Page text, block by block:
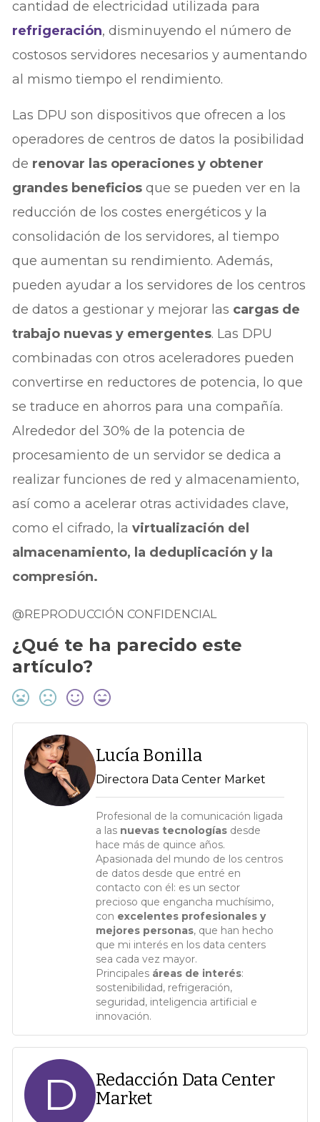
cantidad de electricidad utilizada para
refrigeración, disminuyendo el número de
costosos servidores necesarios y aumentando
al mismo tiempo el rendimiento.
Las DPU son dispositivos que ofrecen a los
operadores de centros de datos la posibilidad
de renovar las operaciones y obtener
grandes beneficiosque se pueden ver en la
reducción de los costes energéticos y la
consolidación de los servidores, al tiempo
que aumentan su rendimiento. Además,
pueden ayudar a los servidores de los centros
de datos a gestionar y mejorar las cargas de
trabajo nuevas y emergentes. Las DPU
combinadas con otros aceleradores pueden
convertirse en reductores de potencia, lo que
se traduce en ahorros para una compañía.
Alrededor del 30% de la potencia de
procesamiento de un servidor se dedica a
realizar funciones de red y almacenamiento,
así como a acelerar otras actividades clave,
como el cifrado, lavirtualización del
almacenamiento, la deduplicación y la
compresión.
@REPRODUCCIÓN CONFIDENCIAL
¿Qué te ha parecido este
artículo?
Lucía Bonilla
Directora Data Center Market
Profesional de la comunicación ligada
a las nuevas tecnologías desde
hace más de quince años.
Apasionada del mundo de los centros
de datos desde que entré en
contacto con él: es un sector
precioso que engancha muchísimo,
con excelentes profesionales y
mejores personas, que han hecho
que mi interés en los data centers
sea cada vez mayor.
Principales áreas de interés:
sostenibilidad, refrigeración,
seguridad, inteligencia artificial e
innovación.
D
Redacción Data Center
Market